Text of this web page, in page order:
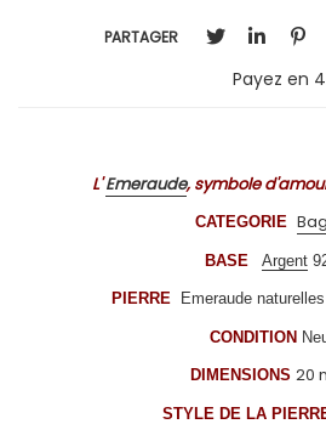
PARTAGER
Payez en
L'Emeraude, symbole
CATEGORIE
BASE Argent
PIERRE Emeraude
CONDITION
DIMENSIONS 20
STYLE DE LA